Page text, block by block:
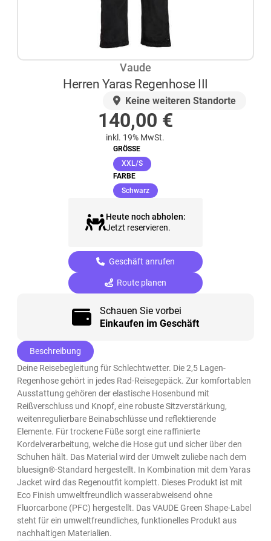
Vaude
Herren Yaras Regenhose III
Keine weiteren Standorte
140,00 €
inkl. 19% MwSt.
GRÖSSE
XXL/S(ausgewählt)
FARBE
Schwarz(ausgewählt)
Heute noch abholen:
Jetzt reservieren.
Geschäft anrufen
Route planen
Schauen Sie vorbei
Einkaufen im Geschäft
Beschreibung
Deine Reisebegleitung für Schlechtwetter. Die 2,5 Lagen-
Regenhose gehört in jedes Rad-Reisegepäck. Zur komfortablen
Ausstattung gehören der elastische Hosenbund mit
Reißverschluss und Knopf, eine robuste Sitzverstärkung,
weitenregulierbare Beinabschlüsse und reflektierende
Elemente. Für trockene Füße sorgt eine raffinierte
Kordelverarbeitung, welche die Hose gut und sicher über den
Schuhen hält. Das Material wird der Umwelt zuliebe nach dem
bluesign®-Standard hergestellt. In Kombination mit dem Yaras
Jacket wird das Regenoutfit komplett. Dieses Produkt ist mit
Eco Finish umweltfreundlich wasserabweisend ohne
Fluorcarbone (PFC) hergestellt. Das VAUDE Green Shape-Label
steht für ein umweltfreundliches, funktionelles Produkt aus
nachhaltigen Materialien.